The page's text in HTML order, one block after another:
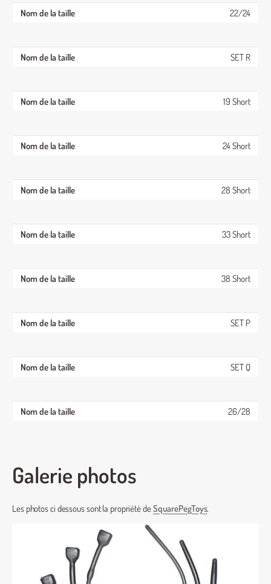
22/24
SET R
19 Short
24 Short
28 Short
33 Short
38 Short
SET P
SET Q
26/28
Galerie photos
Les photos ci dessous sont la propriété deSquarePegToys.